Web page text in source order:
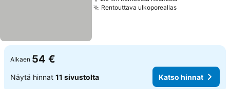
Rentouttava ulkoporeallasKatso hinnat
Alkaen 54 €
Näytä hinnat 11 sivustolta Katso hinnat